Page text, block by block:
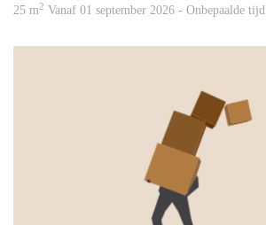
25 m2 Vanaf 01 september 2026 - Onbepaalde tijd